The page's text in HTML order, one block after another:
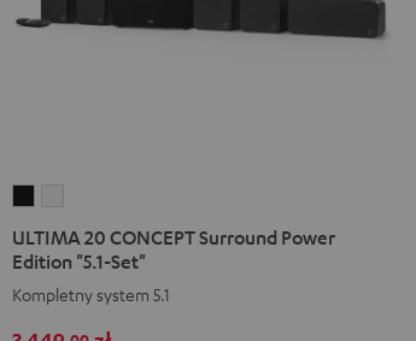
20
CONCEPT
Surround
20
CONCEPT
ULTIMA 20 CONCEPT Surround Power
Edition "5.1-Set"
Kompletny system 5.1